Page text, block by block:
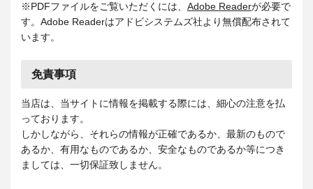
※PDFファイルをご覧いただくには、 Adobe Readerが必要で
す。Adobe Readerはアドビシステムズ社より無償配布されて
います。
免責事項
当店は、当サイトに情報を掲載する際には、細心の注意を払
っております。
しかしながら、それらの情報が正確であるか、最新のもので
あるか、有用なものであるか、安全なものであるか等につき
ましては、一切保証致しません。